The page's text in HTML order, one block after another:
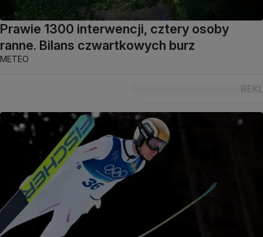
Prawie 1300 interwencji, cztery osoby
ranne. Bilans czwartkowych burz
METEO